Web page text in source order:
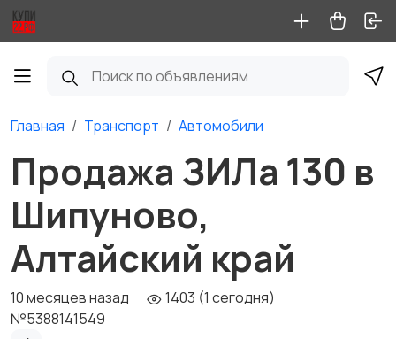
Главная Транспорт Автомобили
Продажа ЗИЛа 130 в
Шипуново,
Алтайский край
10 месяцев назад
1403 (1 сегодня)
№5388141549